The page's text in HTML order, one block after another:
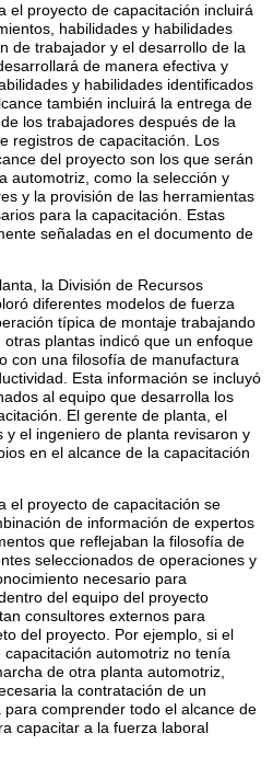
el proyecto de capacitación incluirá
habilidades y habilidades
de trabajador y el desarrollo de la
de manera efectiva y
y habilidades identificados
también incluirá la entrega de
los trabajadores después de la
registros de capacitación. Los
del proyecto son los que serán
automotriz, como la selección y
y la provisión de las herramientas
para la capacitación. Estas
señaladas en el documento de
la División de Recursos
diferentes modelos de fuerza
típica de montaje trabajando
plantas indicó que un enfoque
con una filosofía de manufactura
Esta información se incluyó
al equipo que desarrolla los
El gerente de planta, el
el ingeniero de planta revisaron y
en el alcance de la capacitación
el proyecto de capacitación se
de información de expertos
que reflejaban la filosofía de
seleccionados de operaciones y
necesario para
del equipo del proyecto
consultores externos para
del proyecto. Por ejemplo, si el
automotriz no tenía
de otra planta automotriz,
la contratación de un
comprender todo el alcance de
capacitar a la fuerza laboral